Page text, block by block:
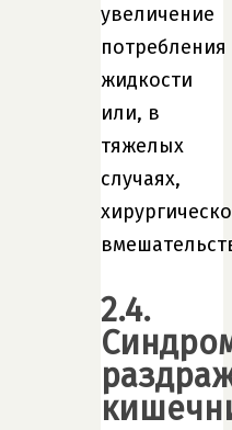
увеличение
потребления
жидкости
или, в
тяжелых
случаях,
2.4.